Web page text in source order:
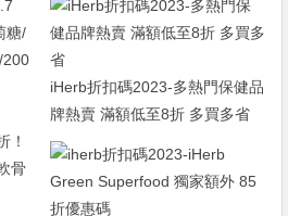
！
骨
iHerb折扣碼2023-多熱門保健品
牌熱賣 滿額低至8折 多買多省